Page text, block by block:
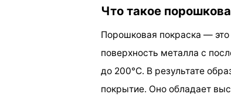
Что такое
Порошковая покраска —
поверхность металла с
до 200°C. В результате
покрытие. Оно обладает